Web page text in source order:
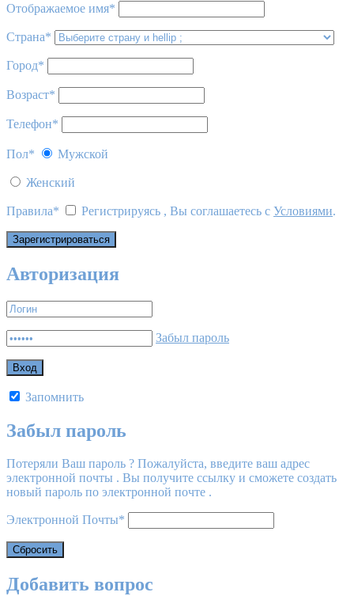
Отображаемое имя*
Страна*
Город*
Возраст*
Телефон*
Пол* Мужской
Женский
Правила* Регистрируясь , Вы соглашаетесь с Условиями.
Авторизация
Забыл пароль
Запомнить
Забыл пароль
Потеряли Ваш пароль ? Пожалуйста, введите ваш адрес
электронной почты . Вы получите ссылку и сможете создать
новый пароль по электронной почте .
Электронной Почты*
Добавить вопрос